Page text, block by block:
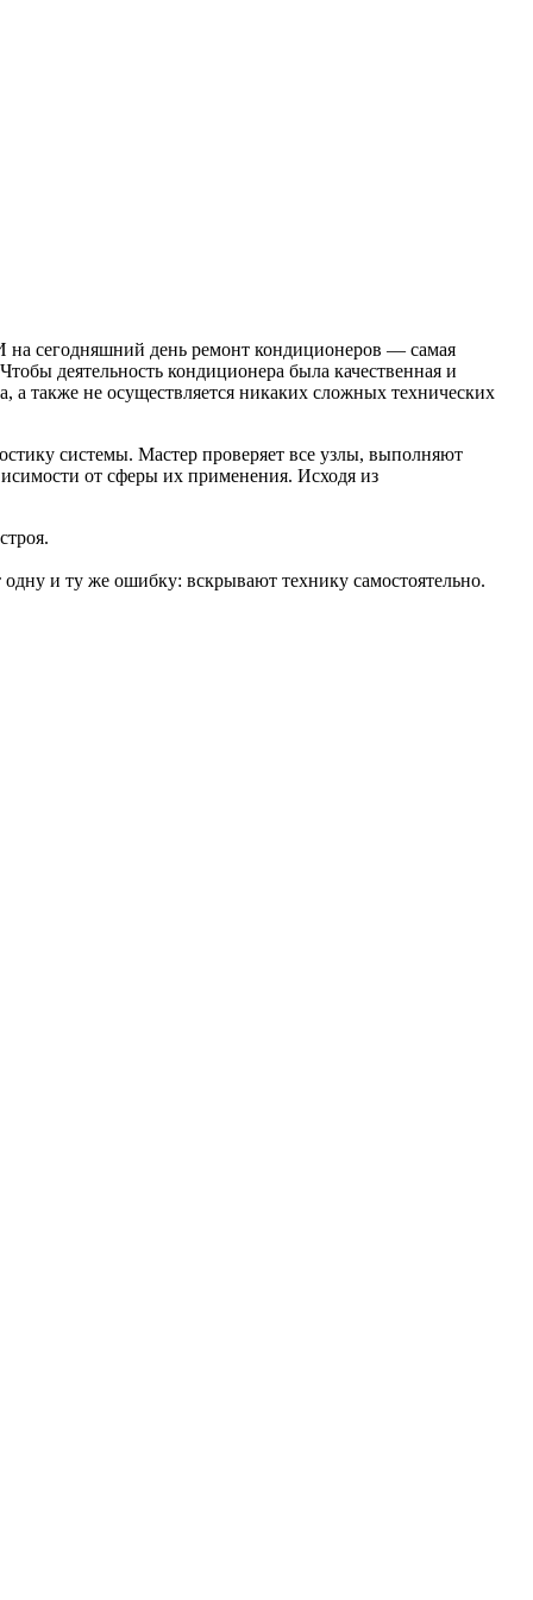
на сегодняшний день ремонт кондиционеров — самая
деятельность кондиционера была качественная и
а также не осуществляется никаких сложных технических
системы. Мастер проверяет все узлы, выполняют
от сферы их применения. Исходя из
и ту же ошибку: вскрывают технику самостоятельно.